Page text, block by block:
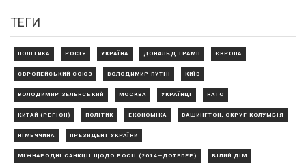
ТЕГИ
ПОЛІТИКА РОСІЯ УКРАЇНА ДОНАЛЬД ТРАМП ЄВРОПА
ЄВРОПЕЙСЬКИЙ СОЮЗ ВОЛОДИМИР ПУТІН КИЇВ
ВОЛОДИМИР ЗЕЛЕНСЬКИЙ МОСКВА УКРАЇНЦІ НАТО
КИТАЙ (РЕГІОН) ПОЛІТИК ЕКОНОМІКА ВАШИНГТОН, ОКРУГ КОЛУМБІЯ
НІМЕЧЧИНА ПРЕЗИДЕНТ УКРАЇНИ
МІЖНАРОДНІ САНКЦІЇ ЩОДО РОСІЇ (2014—ДОТЕПЕР) БІЛИЙ ДІМ